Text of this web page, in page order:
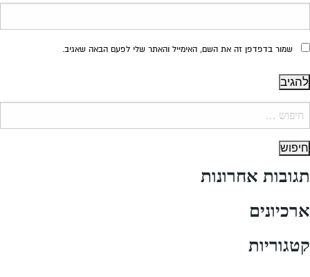
שמור בדפדפן זה את השם, האימייל והאתר שלי לפעם הבאה שאגיב.
תגובות אחרונות
ארכיונים
קטגוריות